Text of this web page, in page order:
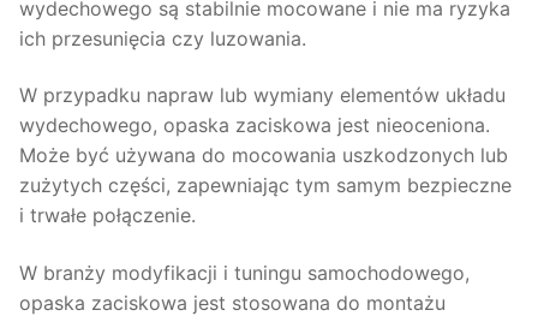
wydechowego są stabilnie mocowane i nie ma ryzyka
ich przesunięcia czy luzowania.
W przypadku napraw lub wymiany elementów układu
wydechowego, opaska zaciskowa jest nieoceniona.
Może być używana do mocowania uszkodzonych lub
zużytych części, zapewniając tym samym bezpieczne
i trwałe połączenie.
W branży modyfikacji i tuningu samochodowego,
opaska zaciskowa jest stosowana do montażu